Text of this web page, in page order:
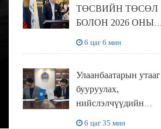
ТӨСВИЙН ТӨСӨЛ
БОЛОН 2026 ОНЫ
НИЙТИЙН
ХЭЛЭЛЦҮҮЛЭГ
БОЛЛОО
6 цаг 6 мин
Улаанбаатарын утааг
бууруулах,
нийслэлчүүдийн
6 цаг 35 мин